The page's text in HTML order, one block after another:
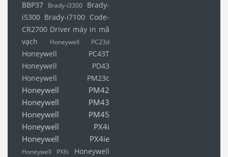
BBP37 Brady-i3300 Brady-
i5300 Brady-i7100 Code-
CR2700 Driver máy in mã
vạch
Honeywell PC23d
Honeywell PC43T
Honeywell PD43
Honeywell PM23c
Honeywell PM42
Honeywell PM43
Honeywell PM45
Honeywell PX4i
Honeywell PX4ie
Honeywell PX6i
Honeywell